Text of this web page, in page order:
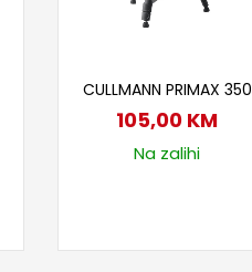
CULLMANN PRIMAX 350
105,00 KM
Na zalihi